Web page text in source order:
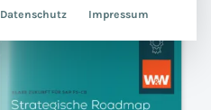
Datenschutz Impressum